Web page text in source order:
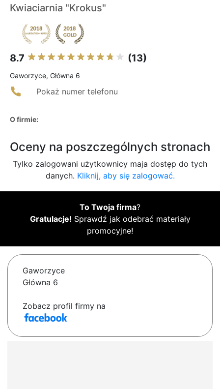
Kwiaciarnia "Krokus"
8.7 (13)
Gaworzyce, Główna 6
Pokaż numer telefonu
O firmie:
Oceny na poszczególnych stronach
Tylko zalogowani użytkownicy maja dostęp do tych
danych. Kliknij, aby się zalogować.
To Twoja firma?
Gratulacje! Sprawdź jak odebrać materiały
promocyjne!
Gaworzyce
Główna 6
Zobacz profil firmy na